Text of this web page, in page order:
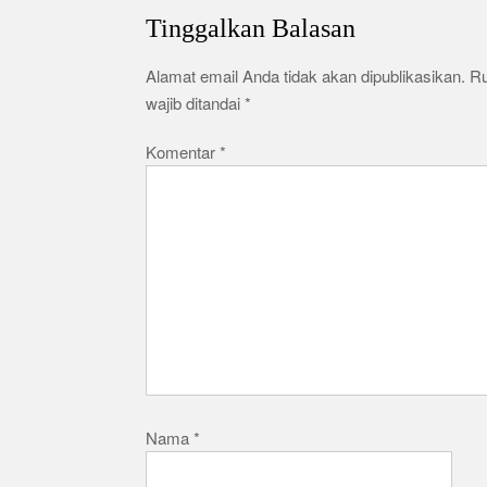
Tinggalkan Balasan
Alamat email Anda tidak akan dipublikasikan.
wajib ditandai*
Komentar*
Nama*